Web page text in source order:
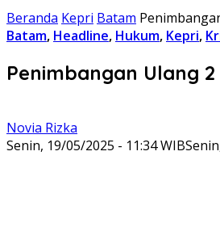
Beranda Kepri Batam
Batam, Headline, Hukum, Kepri,
Penimbangan Ulang
Novia Rizka
Senin, 19/05/2025 - 11:34 WIB